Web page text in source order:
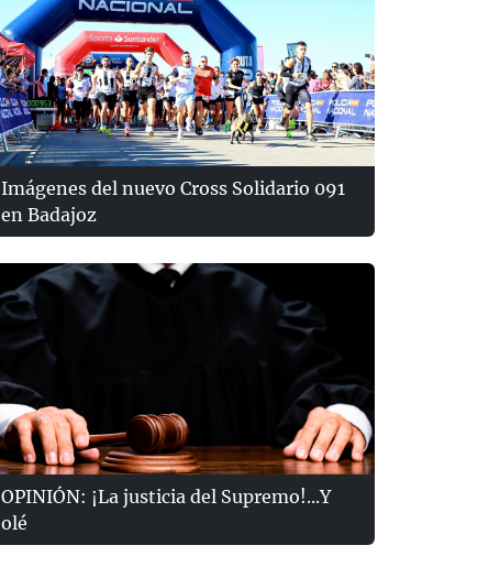
Imágenes del nuevo Cross Solidario 091
en Badajoz
OPINIÓN: ¡La justicia del Supremo!...Y
olé